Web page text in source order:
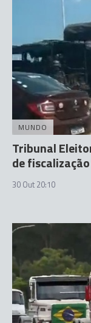
MUNDO
Tribunal
de
30 Out 20:10